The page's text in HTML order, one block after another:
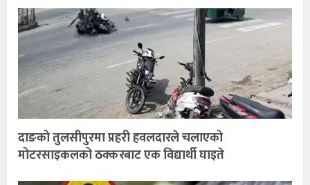
दाङको तुलसीपुरमा प्रहरी हवलदारले चलाएको
मोटरसाइकलको ठक्करबाट एक विद्यार्थी घाइते